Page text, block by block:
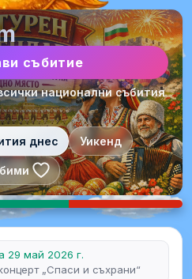
събитие
национални събития
днес Уикенд
29 май 2026 г.
„Спаси и съхрани“